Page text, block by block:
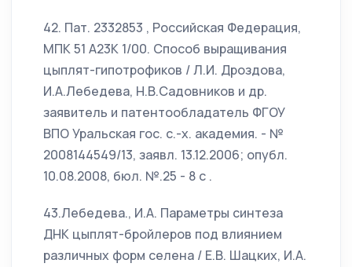
42. Пат. 2332853 , Российская Федерация,
МПК 51 А23К 1/00. Способ выращивания
цыплят-гипотрофиков / Л.И. Дроздова,
И.А.Лебедева, Н.В.Садовников и др.
заявитель и патентообладатель ФГОУ
ВПО Уральская гос. с.-х. академия. - №
2008144549/13, заявл. 13.12.2006; опубл.
10.08.2008, бюл. №.25 - 8 с .
43.Лебедева., И.А. Параметры синтеза
ДНК цыплят-бройлеров под влиянием
различных форм селена / Е.В. Шацких, И.А.